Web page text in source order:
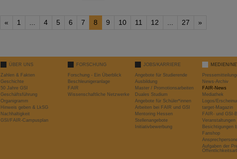
« 1 4 5 6 7 8 9 10 11 12 27 »
ÜBER UNS
Zahlen & Fakten
Geschichte
50 Jahre GSI
Geschäftsführung
Organigramm
Hinweis geben & LkSG
Nachhaltigkeit
GSI/FAIR-Campusplan
FORSCHUNG
Forschung - Ein Überblick
Beschleunigeranlage
FAIR
Wissenschaftliche Netzwerke
JOBS/KARRIERE
Angebote für Studierende
Ausbildung
Master / Promotionsarbeiten
Duales Studium
Angebote für Schüler*innen
Arbeiten bei FAIR und GSI
Mentoring Hessen
Stellenangebote
Initiativbewerbung
MEDIEN/
News-Archiv
FAIR-News
Mediathek
Logos/
target-Magazin
FAIR- und GSI-
Veranstaltungen
Besichtigungen
Fanshop
Aufgaben der